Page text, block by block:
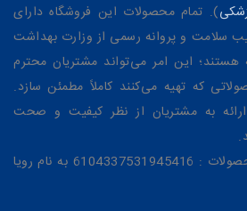
). تمام محصولات این فروشگاه دارای
سلامت و پروانه رسمی از وزارت بهداشت
هستند؛ این امر می‌تواند مشتریان محترم
که تهیه می‌کنند کاملاً مطمئن سازد.
به مشتریان از نظر کیفیت و صحت
شماره کارت جهت خرید محصولات : 6104337531945416 به نام رویا